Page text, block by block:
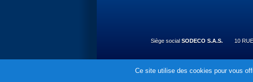
Siège social SODECO S.A.S. 10
Ce site utilise des cookies pour vous